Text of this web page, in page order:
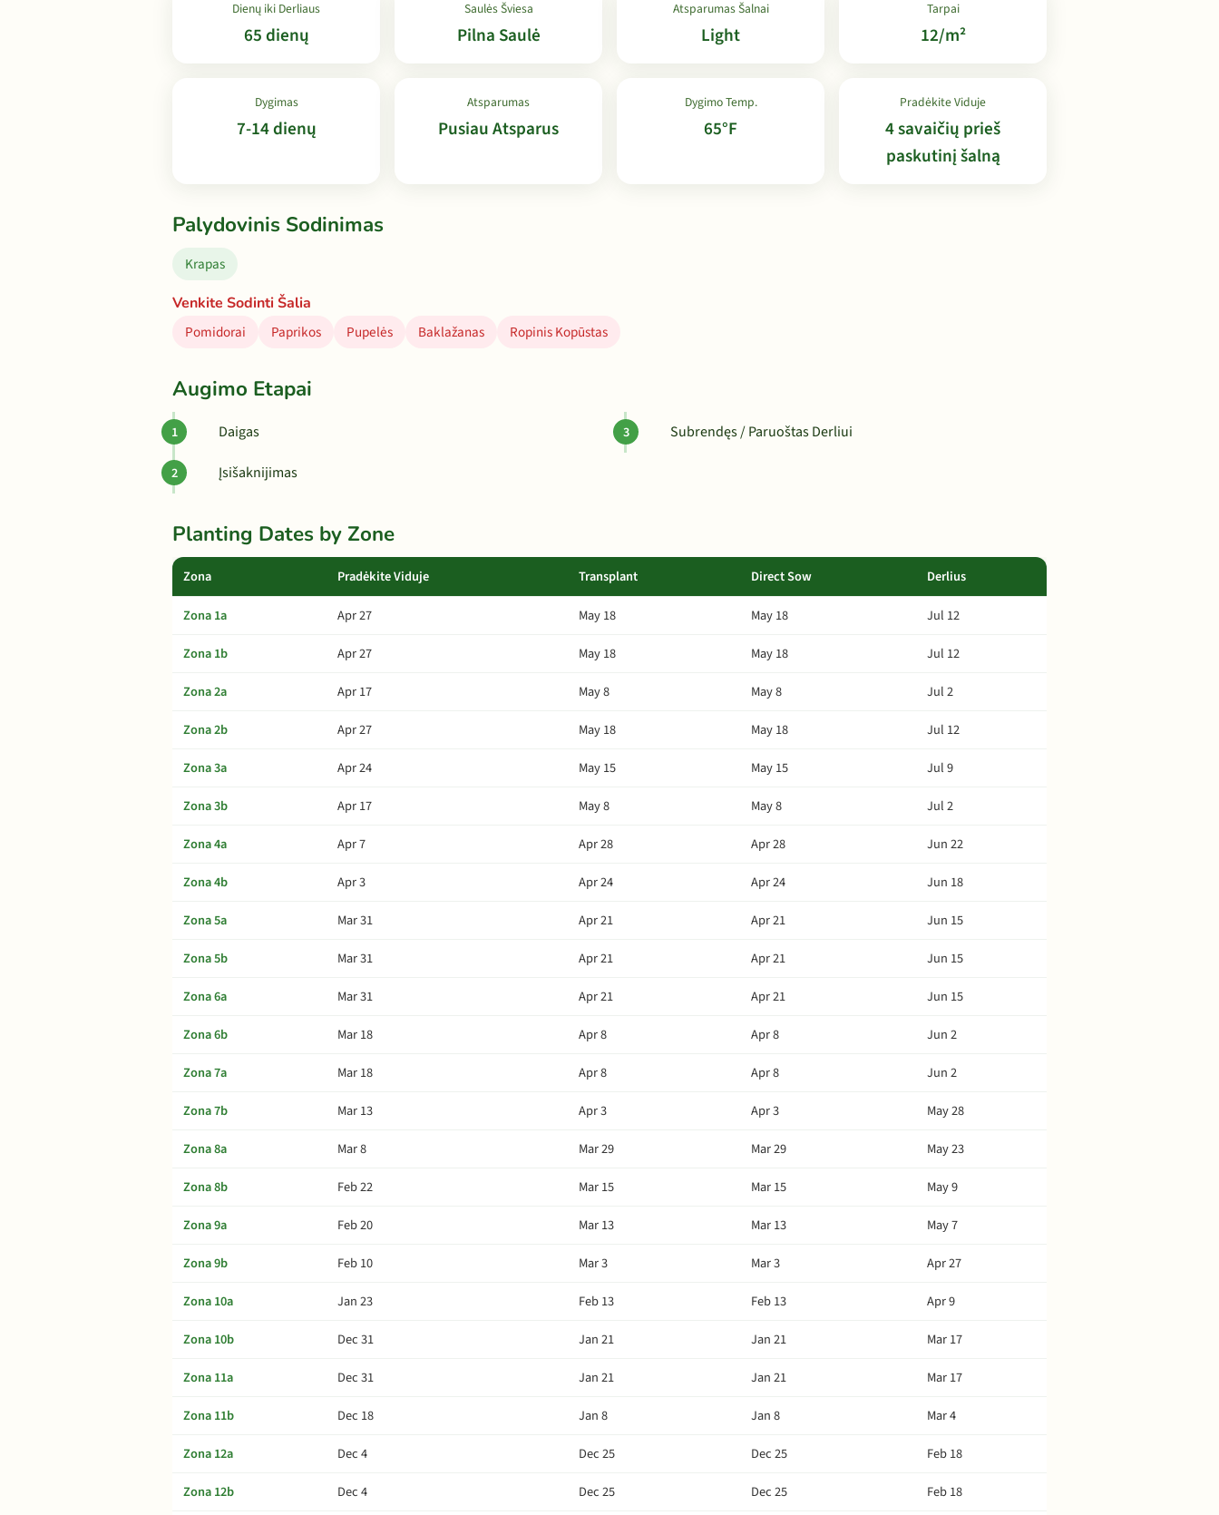
Dienų iki Derliaus
65 dienų
Saulės Šviesa
Pilna Saulė
Atsparumas Šalnai
Light
Tarpai
12/m²
Dygimas
7-14 dienų
Atsparumas
Pusiau Atsparus
Dygimo Temp.
65°F
Pradėkite Viduje
4 savaičių prieš
paskutinį šalną
Palydovinis Sodinimas
Krapas
Venkite Sodinti Šalia
Pomidorai
Paprikos Pupelės Baklažanas Ropinis Kopūstas
Augimo Etapai
Daigas
Įsišaknijimas
Subrendęs / Paruoštas Derliui
Planting Dates by Zone
Zona Pradėkite Viduje Transplant Direct Sow Derlius
Zona 1a Apr 27 May 18 May 18
Jul 12
Zona 1b
Apr 27 May 18 May 18
Jul 12
Zona 2a
Apr 17 May 8 May 8
Jul 2
Zona 2b
Apr 27 May 18 May 18
Jul 12
Zona 3a
Apr 24 May 15 May 15
Jul 9
Zona 3b
Apr 17 May 8 May 8
Jul 2
Zona 4a
Apr 7 Apr 28 Apr 28
Jun 22
Zona 4b
Apr 3 Apr 24 Apr 24
Jun 18
Zona 5a
Mar 31 Apr 21 Apr 21
Jun 15
Zona 5b
Mar 31 Apr 21 Apr 21
Jun 15
Zona 6a
Mar 31 Apr 21 Apr 21
Jun 15
Zona 6b
Mar 18 Apr 8 Apr 8
Jun 2
Zona 7a
Mar 18 Apr 8 Apr 8
Jun 2
Zona 7b
Mar 13 Apr 3 Apr 3
May 28
Zona 8a
Mar 8 Mar 29 Mar 29
May 23
Zona 8b
Feb 22 Mar 15 Mar 15
May 9
Zona 9a
Feb 20 Mar 13 Mar 13
May 7
Zona 9b
Feb 10 Mar 3 Mar 3
Apr 27
Zona 10a
Jan 23 Feb 13 Feb 13
Apr 9
Zona 10b
Dec 31 Jan 21 Jan 21
Mar 17
Zona 11a
Dec 31 Jan 21 Jan 21
Mar 17
Zona 11b
Dec 18 Jan 8 Jan 8
Mar 4
Zona 12a
Dec 4 Dec 25 Dec 25
Feb 18
Zona 12b
Dec 4 Dec 25 Dec 25
Feb 18